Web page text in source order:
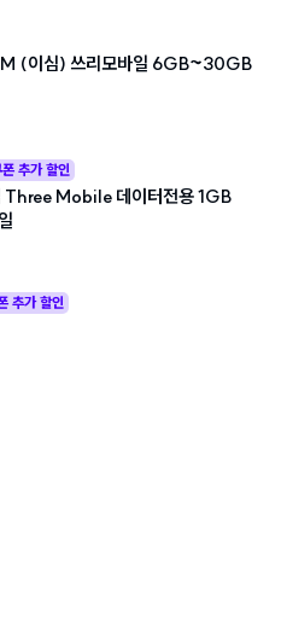
(이심) 쓰리모바일 6GB~30GB
추가 할인
Three Mobile 데이터전용 1GB
추가 할인